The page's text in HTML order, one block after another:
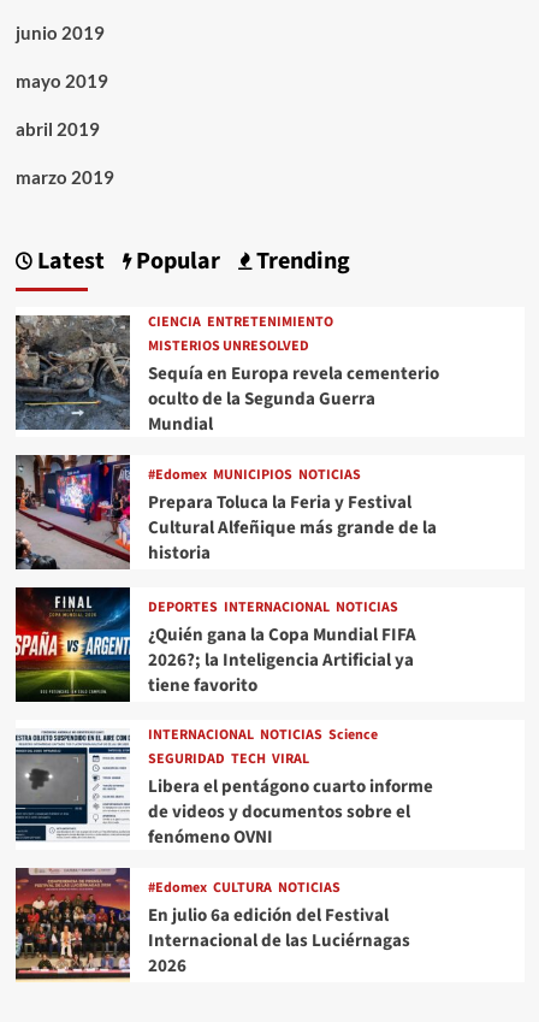
junio 2019
mayo 2019
abril 2019
marzo 2019
Latest Popular Trending
CIENCIA ENTRETENIMIENTO
MISTERIOS UNRESOLVED
Sequía en Europa revela cementerio
oculto de la Segunda Guerra
Mundial
#Edomex MUNICIPIOS NOTICIAS
Prepara Toluca la Feria y Festival
Cultural Alfeñique más grande de la
historia
DEPORTES INTERNACIONAL NOTICIAS
¿Quién gana la Copa Mundial FIFA
2026?; la Inteligencia Artificial ya
tiene favorito
INTERNACIONAL NOTICIAS Science
SEGURIDAD TECH VIRAL
Libera el pentágono cuarto informe
de videos y documentos sobre el
fenómeno OVNI
#Edomex CULTURA NOTICIAS
En julio 6a edición del Festival
Internacional de las Luciérnagas
2026